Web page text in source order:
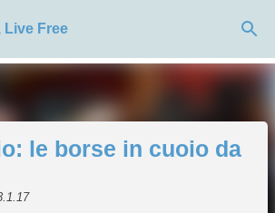
ai contenuti principali
Live Free
le borse in cuoio da